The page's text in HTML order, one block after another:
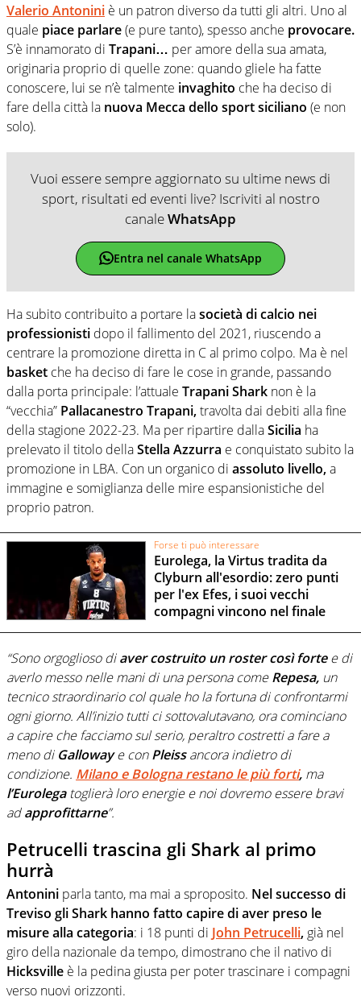
Valerio Antonini è un patron diverso da tutti gli altri. Uno al
quale piace parlare(e pure tanto), spesso anche provocare.
S’è innamorato di Trapani… per amore della sua amata,
originaria proprio di quelle zone: quando gliele ha fatte
conoscere, lui se n’è talmente invaghito che ha deciso di
fare della città la nuova Mecca dello sport siciliano (e non
solo).
Vuoi essere sempre aggiornato su ultime news di
sport, risultati ed eventi live? Iscriviti al nostro
canaleWhatsApp
Entra nel canale WhatsApp
Ha subito contribuito a portare lasocietà di calcio nei
professionisti dopo il fallimento del 2021, riuscendo a
centrare la promozione diretta in C al primo colpo. Ma è nel
basket che ha deciso di fare le cose in grande, passando
dalla porta principale: l’attuale Trapani Shark non è la
“vecchia” Pallacanestro Trapani,travolta dai debiti alla fine
della stagione 2022-23. Ma per ripartire dallaSicilia ha
prelevato il titolo dellaStella Azzurra e conquistato subito la
promozione in LBA. Con un organico di assoluto livello,a
immagine e somiglianza delle mire espansionistiche del
proprio patron.
Forse ti può interessare
Eurolega, la Virtus tradita da
Clyburn all'esordio: zero punti
per l'ex Efes, i suoi vecchi
compagni vincono nel finale
“Sono orgoglioso diaver costruito un roster così fortee di
averlo messo nelle mani di una persona comeRepesa, un
tecnico straordinario col quale ho la fortuna di confrontarmi
ogni giorno. All’inizio tutti ci sottovalutavano, ora cominciano
a capire che facciamo sul serio, peraltro costretti a fare a
meno di Gallowaye conPleissancora indietro di
condizione. Milano e Bologna restano le più forti, ma
l’Eurolegatoglierà loro energie e noi dovremo essere bravi
adapprofittarne”.
Petrucelli trascina gli Shark al primo
hurrà
Antonini parla tanto, ma mai a sproposito. Nel successo di
Treviso gli Shark hanno fatto capire di aver preso le
misure alla categoria: i 18 punti di John Petrucelli, già nel
giro della nazionale da tempo, dimostrano che il nativo di
Hicksville è la pedina giusta per poter trascinare i compagni
verso nuovi orizzonti.